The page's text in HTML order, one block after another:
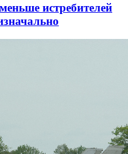
истребителей